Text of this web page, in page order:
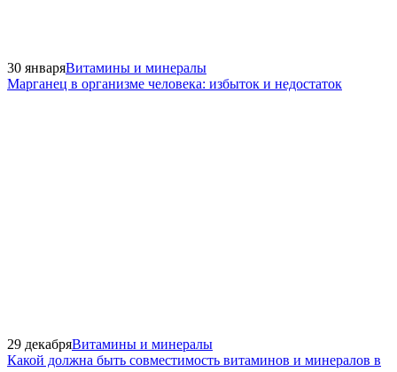
30 январяВитамины и минералы
Марганец в организме человека: избыток и недостаток
29 декабряВитамины и минералы
Какой должна быть совместимость витаминов и минералов в